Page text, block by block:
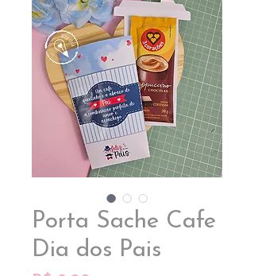
Porta Sache Cafe
Dia dos Pais